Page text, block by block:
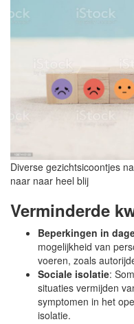
Diverse gezichtsicoontjes
naar naar heel blij
Verminderde
Beperkingen in
mogelijkheid van
voeren, zoals
Sociale isolatie:
situaties vermijden
symptomen in het
isolatie.